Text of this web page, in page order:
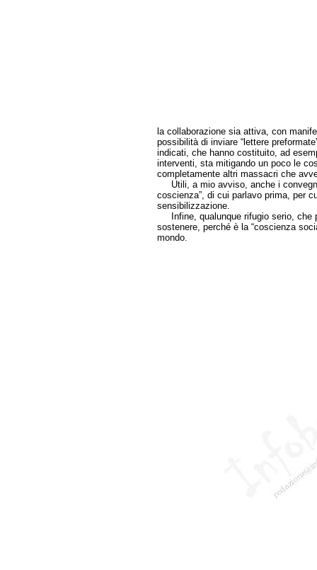
la collaborazione sia attiva, con
possibilità di inviare “lettere
indicati, che hanno costituito, ad
interventi, sta mitigando un poco le
completamente altri massacri che
Utili, a mio avviso, anche i
coscienza”, di cui parlavo prima, per
sensibilizzazione.
Infine, qualunque rifugio serio, che
sostenere, perché è la “coscienza
mondo.